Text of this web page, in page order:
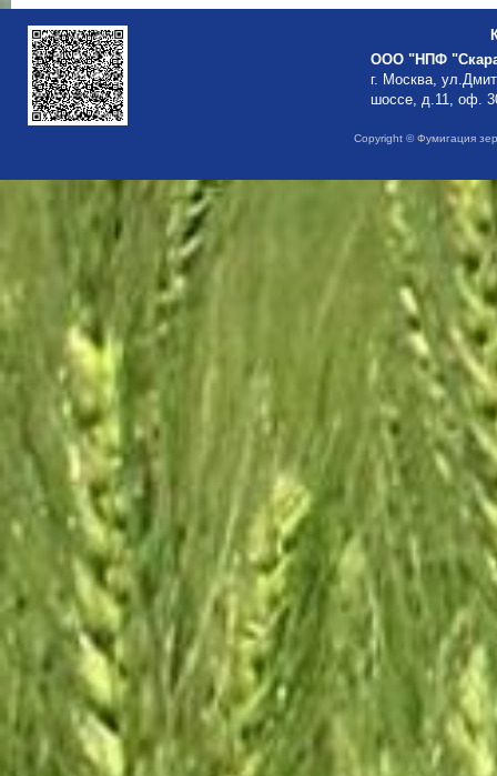
ООО "НПФ
г. Москва,
шоссе, д.11, оф.
Copyright © Фумигация